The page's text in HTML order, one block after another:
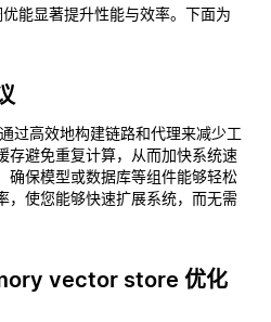
能显著提升性能与效率。下面为
过高效地构建链路和代理来减少工
存避免重复计算，从而加快系统速
确保模型或数据库等组件能够轻松
，使您能够快速扩展系统，而无需
vector store 优化